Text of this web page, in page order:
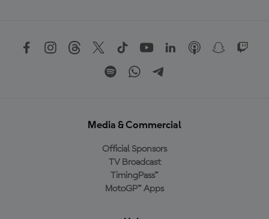
Media & Commercial
Official Sponsors
TV Broadcast
TimingPass™
MotoGP™ Apps